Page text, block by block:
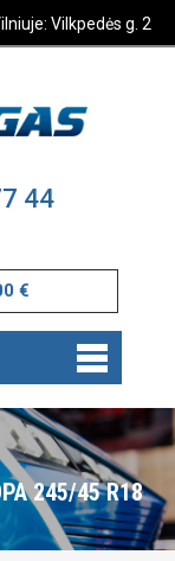
Vilkpedės g. 2
44
€
245/45 R18